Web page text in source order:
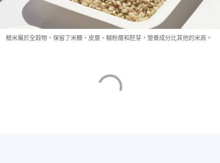
糙米屬於全穀物，保留了米糠、皮層、糊粉層和胚芽，營養成分比其他的米高。